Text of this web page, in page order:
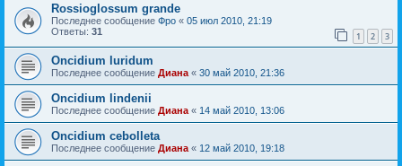
Rossioglossum grande
Последнее сообщение Фро « 05 июл 2010, 21:19
Ответы: 31 1 2 3
Oncidium luridum
Последнее сообщение Диана « 30 май 2010, 21:36
Oncidium lindenii
Последнее сообщение Диана « 14 май 2010, 13:06
Oncidium cebolleta
Последнее сообщение Диана « 12 май 2010, 19:18